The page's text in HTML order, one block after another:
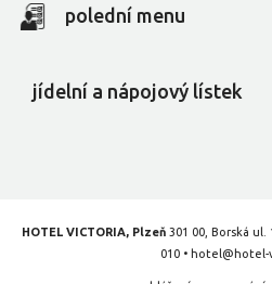
polední menu
jídelní a nápojový lístek
HOTEL VICTORIA, Plzeň 301 00, Borská ul.
010 • hotel@hotel-